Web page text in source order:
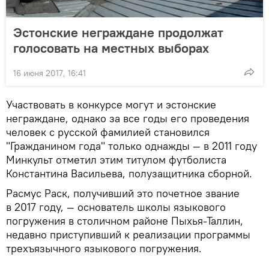
Эстонские неграждане продолжат
голосовать на местных выборах
16 июня 2017, 16:41
Участвовать в конкурсе могут и эстонские
неграждане, однако за все годы его проведения
человек с русской фамилией становился
"Гражданином года" только однажды — в 2011 году
Минкульт отметил этим титулом футболиста
Константина Васильева, полузащитника сборной.
Расмус Раск, получивший это почетное звание
в 2017 году, — основатель школы языкового
погружения в столичном районе Пыхья-Таллин,
недавно приступивший к реализации программы
трехъязычного языкового погружения.